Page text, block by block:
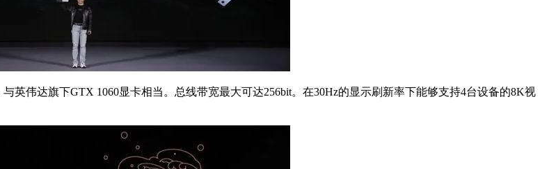
英伟达旗下GTX 1060显卡相当。总线带宽最大可达256bit。在30Hz的显示刷新率下能够支持4台设备的8K视